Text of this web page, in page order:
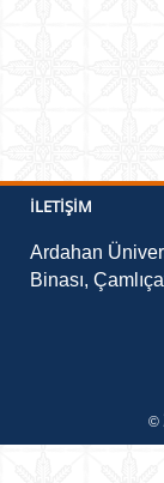
İLETIŞIM
Ardahan
Binası,
©